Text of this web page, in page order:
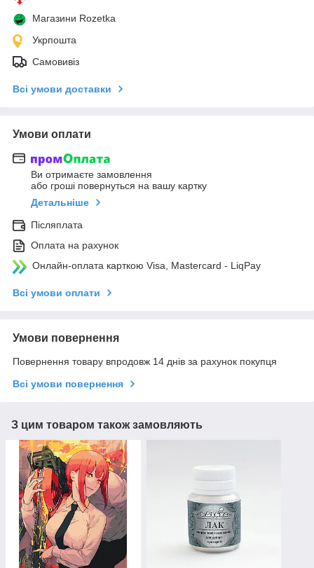
Магазини Rozetka
Укрпошта
Самовивіз
Всі умови доставки
Умови оплати
Ви отримаєте замовлення
або гроші повернуться на вашу картку
Детальніше
Післяплата
Оплата на рахунок
Онлайн-оплата карткою Visa, Mastercard - LiqPay
Всі умови оплати
Умови повернення
Повернення товару впродовж 14 днів за рахунок покупця
Всі умови повернення
З цим товаром також замовляють